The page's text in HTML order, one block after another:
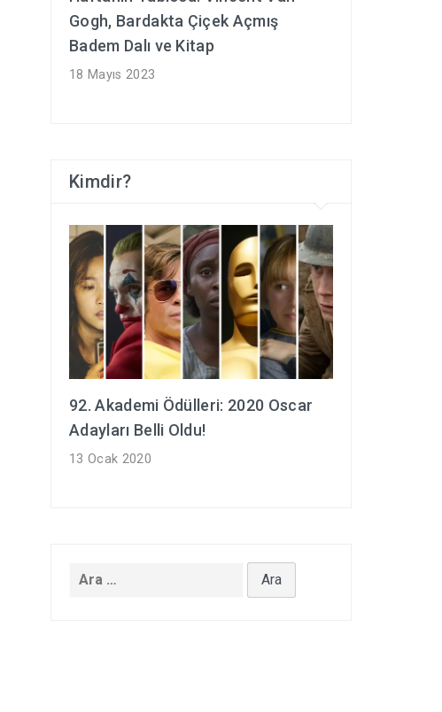
Gogh, Bardakta Çiçek Açmış
Badem Dalı ve Kitap
18 Mayıs 2023
Kimdir?
92. Akademi Ödülleri: 2020 Oscar
Adayları Belli Oldu!
13 Ocak 2020
Arama: